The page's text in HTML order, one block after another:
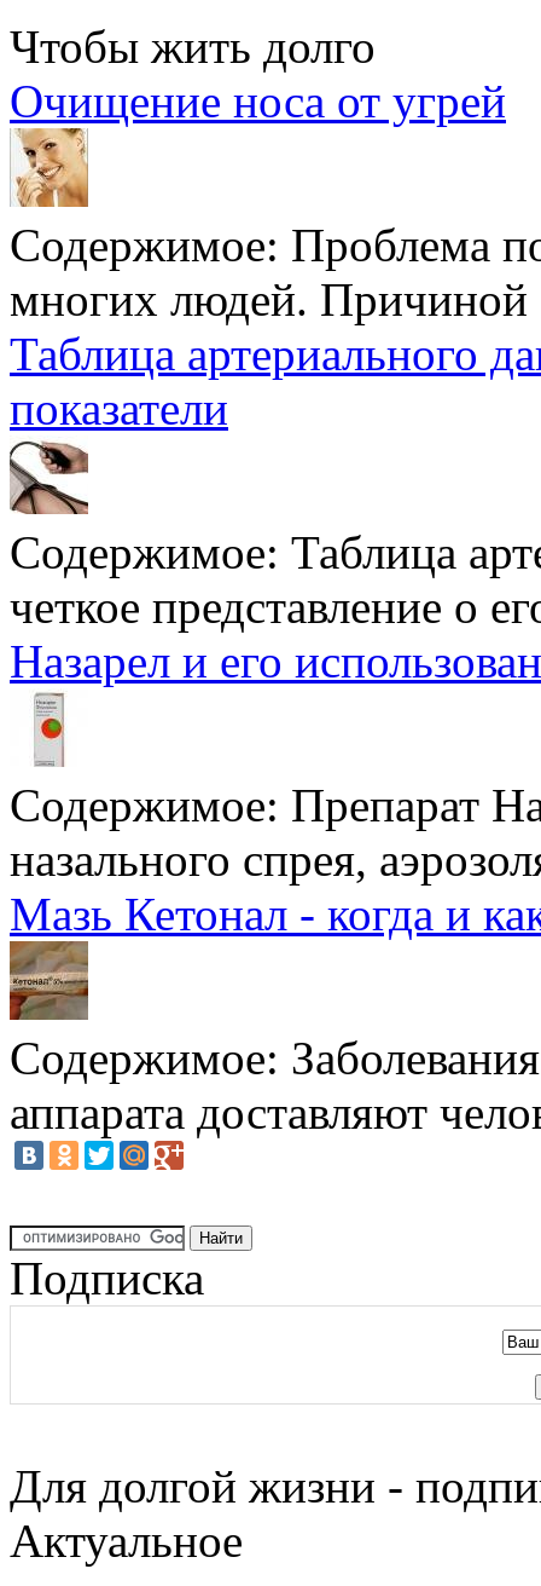
Чтобы жить долго
Очищение носа от угрей
Содержимое: Проблема
многих людей. Причиной
Таблица артериального
показатели
Содержимое: Таблица
четкое представление о
Назарел и его
Содержимое: Препарат
назального спрея,
Мазь Кетонал - когда и
Содержимое:
аппарата доставляют
Подписка
Для долгой жизни -
Актуальное